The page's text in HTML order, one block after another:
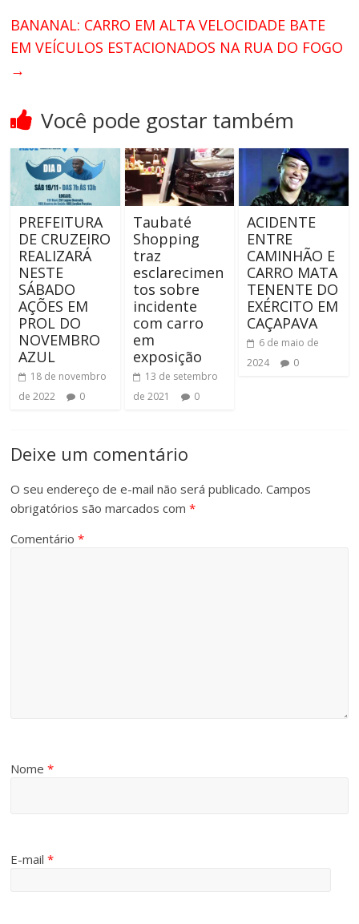
BANANAL: CARRO EM ALTA VELOCIDADE BATE
EM VEÍCULOS ESTACIONADOS NA RUA DO FOGO
→
Você pode gostar também
PREFEITURA
DE CRUZEIRO
REALIZARÁ
NESTE
SÁBADO
AÇÕES EM
PROL DO
NOVEMBRO
AZUL
18 de novembro
de 2022
0
Taubaté
Shopping
traz
esclarecimen
tos sobre
incidente
com carro
em
exposição
13 de setembro
de 2021
0
ACIDENTE
ENTRE
CAMINHÃO E
CARRO MATA
TENENTE DO
EXÉRCITO EM
CAÇAPAVA
6 de maio de
2024
0
Deixe um comentário
O seu endereço de e-mail não será publicado. Campos
obrigatórios são marcados com*
Comentário*
Nome*
E-mail*